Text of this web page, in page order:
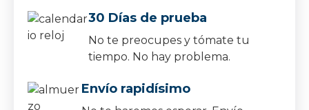
30 Días de prueba
No te preocupes y tómate tu
tiempo. No hay problema.
Envío rapidísimo